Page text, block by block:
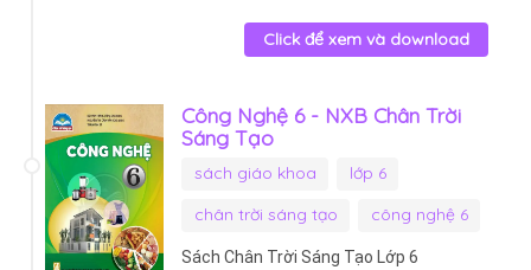
Click để xem và download
Công Nghệ 6 - NXB Chân Trời
Sáng Tạo
sách giáo khoa
lớp 6
chân trời sáng tạo
công nghệ 6
Sách Chân Trời Sáng Tạo Lớp 6